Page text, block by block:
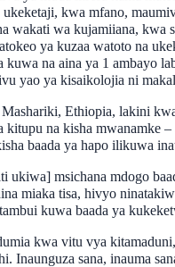
kwa mfano,
wakati wa kujamiiana,
ya kuzaa watoto na
na aina ya 1 ambayo
yao ya kisaikolojia ni
Ethiopia, lakini
na kisha
baada ya hapo ilikuwa
msichana mdogo
miaka tisa, hivyo
kuwa baada ya
kwa vitu vya
Inaunguza sana, inauma